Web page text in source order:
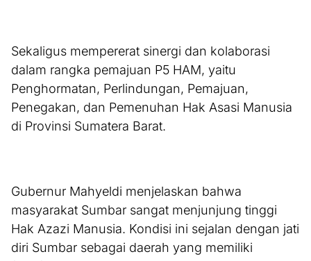
Sekaligus mempererat sinergi dan kolaborasi
dalam rangka pemajuan P5 HAM, yaitu
Penghormatan, Perlindungan, Pemajuan,
Penegakan, dan Pemenuhan Hak Asasi Manusia
di Provinsi Sumatera Barat.
Gubernur Mahyeldi menjelaskan bahwa
masyarakat Sumbar sangat menjunjung tinggi
Hak Azazi Manusia. Kondisi ini sejalan dengan jati
diri Sumbar sebagai daerah yang memiliki